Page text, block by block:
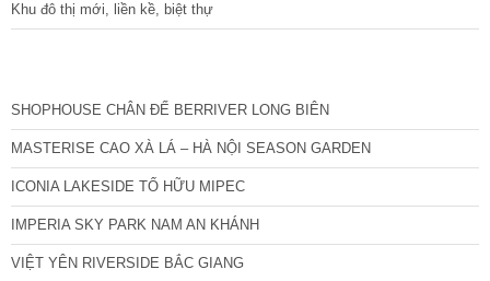
Khu đô thị mới, liền kề, biệt thự
SHOPHOUSE CHÂN ĐẾ BERRIVER LONG BIÊN
MASTERISE CAO XÀ LÁ – HÀ NỘI SEASON GARDEN
ICONIA LAKESIDE TỐ HỮU MIPEC
IMPERIA SKY PARK NAM AN KHÁNH
VIỆT YÊN RIVERSIDE BẮC GIANG